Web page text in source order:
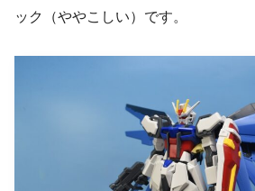
ック（ややこしい）です。